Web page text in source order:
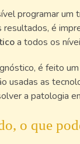
programar um
resultados, é
a todos os
é feito
usadas as
a patologia
o que